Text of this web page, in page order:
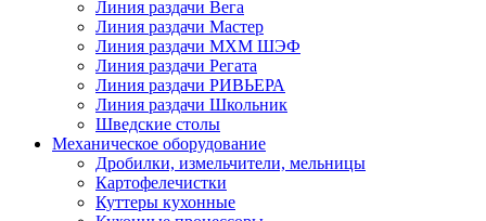
Линия раздачи Вега
Линия раздачи Мастер
Линия раздачи МХМ ШЭФ
Линия раздачи Регата
Линия раздачи РИВЬЕРА
Линия раздачи Школьник
Шведские столы
Механическое оборудование
Дробилки, измельчители, мельницы
Картофелечистки
Куттеры кухонные